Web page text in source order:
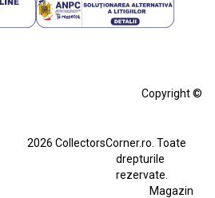
Copyright ©
2026 CollectorsCorner.ro. Toate
drepturile
rezervate.
Magazin